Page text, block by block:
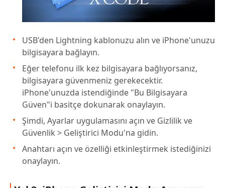
USB'den Lightning kablonuzu alın ve iPhone'unuzu
bilgisayara bağlayın.
Eğer telefonu ilk kez bilgisayara bağlıyorsanız,
bilgisayara güvenmeniz gerekecektir.
iPhone'unuzda istendiğinde "Bu Bilgisayara
Güven"i basitçe dokunarak onaylayın.
Şimdi, Ayarlar uygulamasını açın ve Gizlilik ve
Güvenlik > Geliştirici Modu'na gidin.
Anahtarı açın ve özelliği etkinleştirmek istediğinizi
onaylayın.